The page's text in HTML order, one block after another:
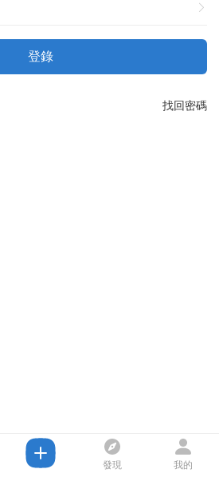
登錄
找回密碼
發現 我的